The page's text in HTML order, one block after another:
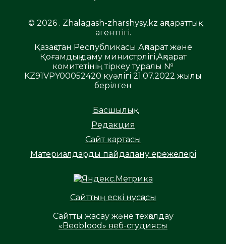
© 2026 . Zhalagash-zharshysy.kz ақпараттық
агенттігі.
Қазақстан Республикасы Ақпарат және
Қоғамдық даму министрлігі,Ақпарат
комитетінің тіркеу туралы №
KZ91VPY00052420 куәлігі 21.07.2022 жылы
берілген
Басшылық
Редакция
Сайт картасы
Материалдарды пайдалану ережелері
Сайттың ескі нұсқасы
Сайтты жасау және техқолдау
«Beoblood» веб-студиясы